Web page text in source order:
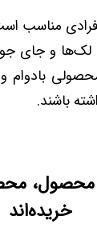
افرادی مناسب
لک‌ها و
بادوام و
باشند.
محصول،
خریده‌اند